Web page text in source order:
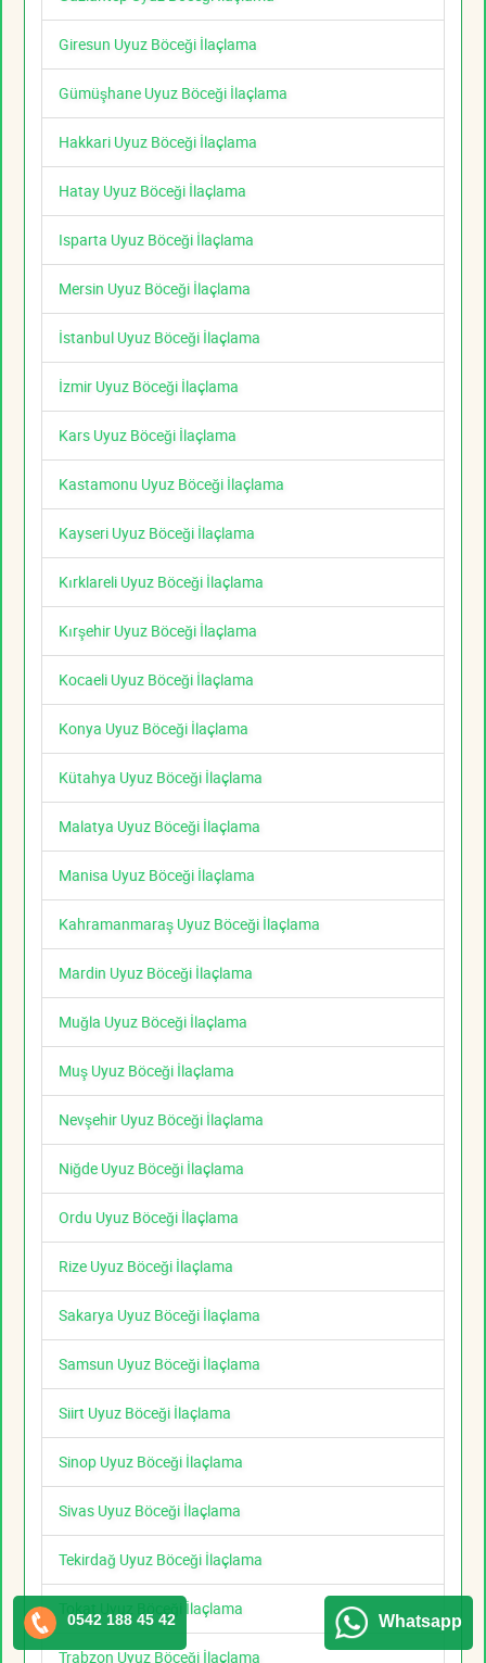
Giresun Uyuz Böceği İlaçlama
Gümüşhane Uyuz Böceği İlaçlama
Hakkari Uyuz Böceği İlaçlama
Hatay Uyuz Böceği İlaçlama
Isparta Uyuz Böceği İlaçlama
Mersin Uyuz Böceği İlaçlama
İstanbul Uyuz Böceği İlaçlama
İzmir Uyuz Böceği İlaçlama
Kars Uyuz Böceği İlaçlama
Kastamonu Uyuz Böceği İlaçlama
Kayseri Uyuz Böceği İlaçlama
Kırklareli Uyuz Böceği İlaçlama
Kırşehir Uyuz Böceği İlaçlama
Kocaeli Uyuz Böceği İlaçlama
Konya Uyuz Böceği İlaçlama
Kütahya Uyuz Böceği İlaçlama
Malatya Uyuz Böceği İlaçlama
Manisa Uyuz Böceği İlaçlama
Kahramanmaraş Uyuz Böceği İlaçlama
Mardin Uyuz Böceği İlaçlama
Muğla Uyuz Böceği İlaçlama
Muş Uyuz Böceği İlaçlama
Nevşehir Uyuz Böceği İlaçlama
Niğde Uyuz Böceği İlaçlama
Ordu Uyuz Böceği İlaçlama
Rize Uyuz Böceği İlaçlama
Sakarya Uyuz Böceği İlaçlama
Samsun Uyuz Böceği İlaçlama
Siirt Uyuz Böceği İlaçlama
Sinop Uyuz Böceği İlaçlama
Sivas Uyuz Böceği İlaçlama
Tekirdağ Uyuz Böceği İlaçlama
Tokat Uyuz Böceği İlaçlama
Trabzon Uyuz Böceği İlaçlama
0542 188 45 42 Whatsapp